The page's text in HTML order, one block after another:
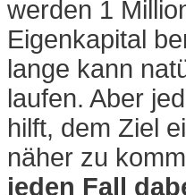
werden 1
Eigenkapital
lange kann
laufen. Aber
hilft, dem Ziel
näher zu
jeden Fall